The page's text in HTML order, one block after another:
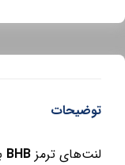
توضیحات
لنت‌های ترمزBHBبا